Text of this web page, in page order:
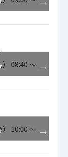
08:40 ～
10:00 ～